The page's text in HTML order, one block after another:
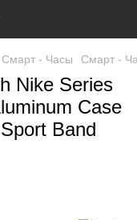
Смарт - Часы Смарт -
Nike Series
Case
Band